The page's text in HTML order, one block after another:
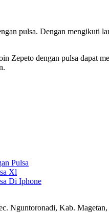
pulsa. Dengan mengikuti
Zepeto dengan pulsa dapat
Pulsa
Xl
Di Iphone
Nguntoronadi, Kab.